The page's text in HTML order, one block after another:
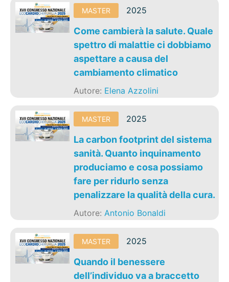
MASTER 2025
Come cambierà la salute. Quale
spettro di malattie ci dobbiamo
aspettare a causa del
cambiamento climatico
Autore: Elena Azzolini
MASTER 2025
La carbon footprint del sistema
sanità. Quanto inquinamento
produciamo e cosa possiamo
fare per ridurlo senza
penalizzare la qualità della cura.
Autore:Antonio Bonaldi
MASTER 2025
Quando il benessere
dell’individuo va a braccetto